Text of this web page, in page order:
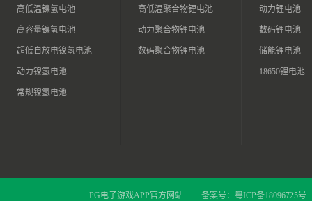
高低温镍氢电池
高容量镍氢电池
超低自放电镍氢电池
动力镍氢电池
常规镍氢电池
高低温聚合物锂电池
动力聚合物锂电池
数码聚合物锂电池
动力锂电池
数码锂电池
储能锂电池
18650锂电池
PG电子游戏APP官方网站 备案号： 粤ICP备18096725号